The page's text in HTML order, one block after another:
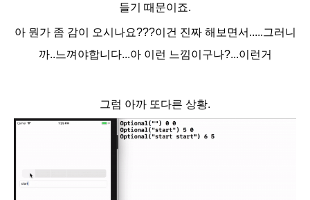
들기 때문이죠.
아 뭔가 좀 감이 오시나요???이건 진짜 해보면서.....그러니
까..느껴야합니다...아 이런 느낌이구나?...이런거
그럼 아까 또다른 상황.